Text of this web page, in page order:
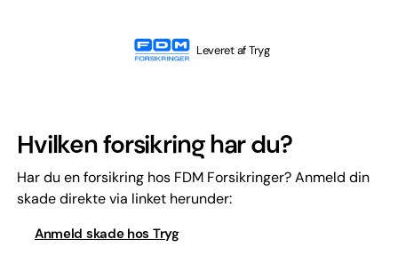
Leveret af Tryg
Hvilken forsikring har du?
Har du en forsikring hos FDM Forsikringer? Anmeld din
skade direkte via linket herunder:
Anmeld skade hos Tryg